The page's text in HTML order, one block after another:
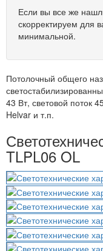
Если вы все же
скорректируем для
минимальной.
Потолочный общего
43 Вт, световой поток
Helvar и т.п.
TLPL06 OL